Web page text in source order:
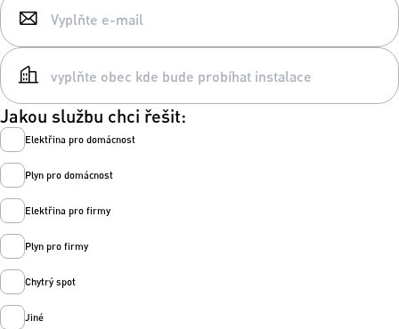
Jakou službu chci řešit:
Elektřina pro domácnost
Plyn pro domácnost
Elektřina pro firmy
Plyn pro firmy
Chytrý spot
Jiné